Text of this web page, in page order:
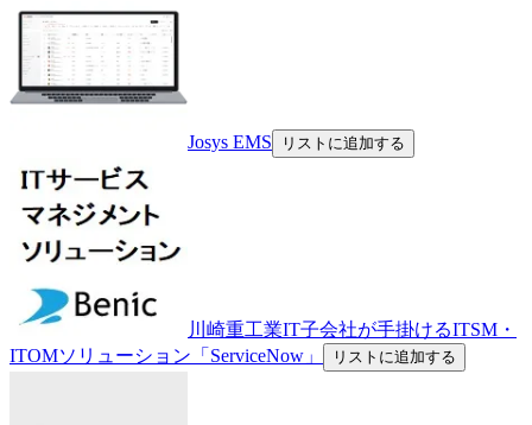
Josys EMS リストに追加する
川崎重工業IT子会社が手掛けるITSM・
ITOMソリューション「ServiceNow」
リストに追加する